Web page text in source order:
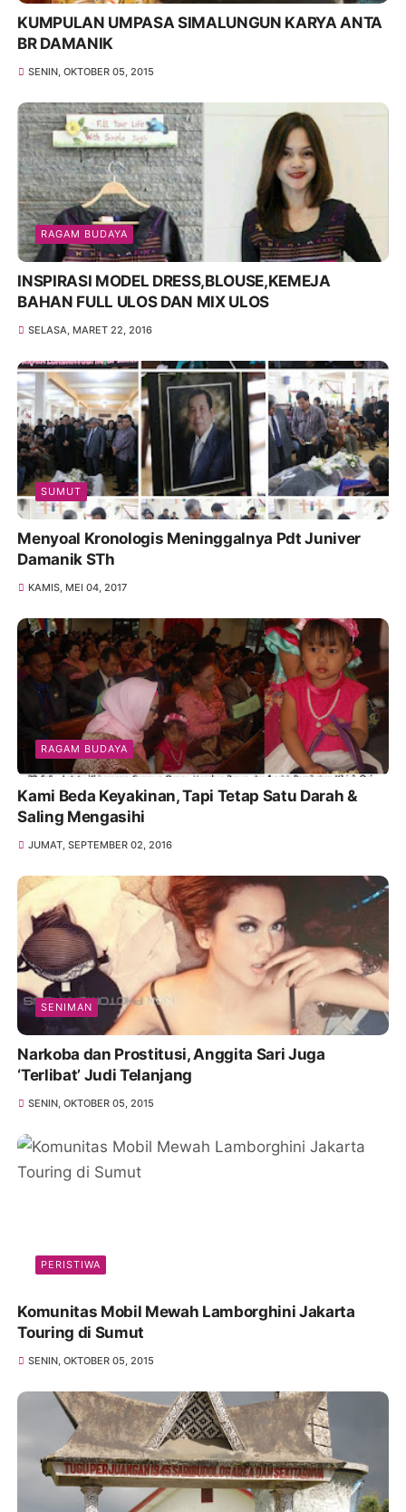
KUMPULAN UMPASA SIMALUNGUN KARYA ANTA
BR DAMANIK
SENIN, OKTOBER 05, 2015
RAGAM BUDAYA
INSPIRASI MODEL DRESS,BLOUSE,KEMEJA
BAHAN FULL ULOS DAN MIX ULOS
SELASA, MARET 22, 2016
SUMUT
Menyoal Kronologis Meninggalnya Pdt Juniver
Damanik STh
KAMIS, MEI 04, 2017
RAGAM BUDAYA
Kami Beda Keyakinan, Tapi Tetap Satu Darah &
Saling Mengasihi
JUMAT, SEPTEMBER 02, 2016
SENIMAN
Narkoba dan Prostitusi, Anggita Sari Juga
‘Terlibat’ Judi Telanjang
SENIN, OKTOBER 05, 2015
PERISTIWA
Komunitas Mobil Mewah Lamborghini Jakarta
Touring di Sumut
SENIN, OKTOBER 05, 2015